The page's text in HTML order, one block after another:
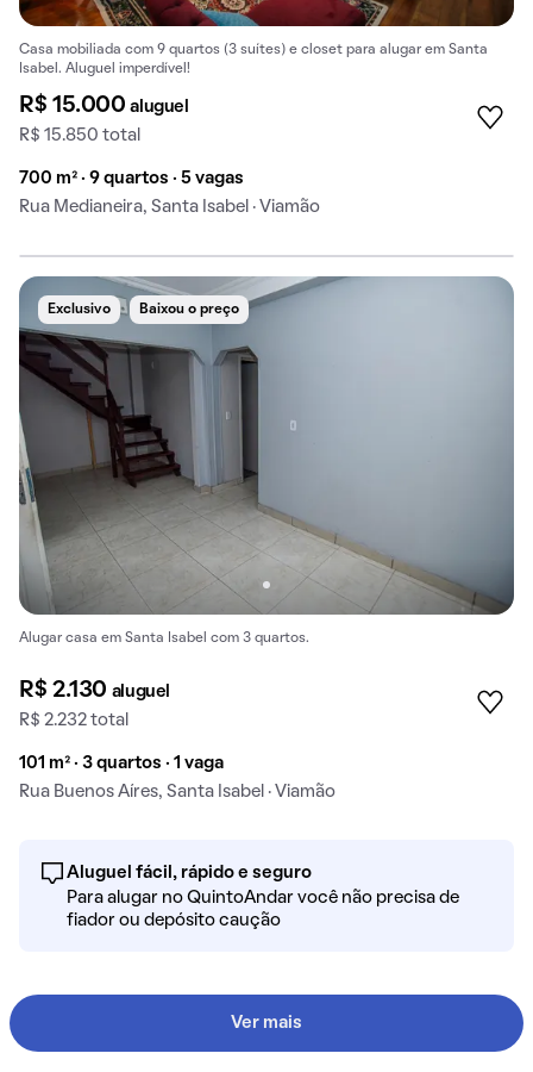
Casa mobiliada com 9 quartos (3 suítes) e closet para alugar em Santa
Isabel. Aluguel imperdível!
R$ 15.000aluguel
R$ 15.850 total
700 m² · 9 quartos · 5 vagas
Rua Medianeira, Santa Isabel · Viamão
Exclusivo Baixou o preço
Alugar casa em Santa Isabel com 3 quartos.
R$ 2.130 aluguel
R$ 2.232 total
101 m² · 3 quartos · 1 vaga
Rua Buenos Aíres, Santa Isabel · Viamão
Aluguel fácil, rápido e seguro
Para alugar no QuintoAndar você não precisa de
fiador ou depósito caução
Ver mais